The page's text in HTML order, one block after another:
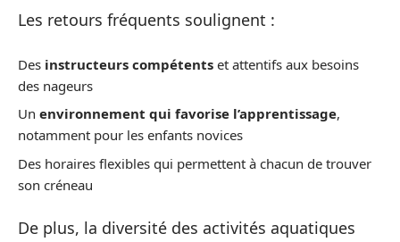
Les retours fréquents soulignent :
Des instructeurs compétents et attentifs aux besoins
des nageurs
Un environnement qui favorise l’apprentissage,
notamment pour les enfants novices
Des horaires flexibles qui permettent à chacun de trouver
son créneau
De plus, la diversité des activités aquatiques